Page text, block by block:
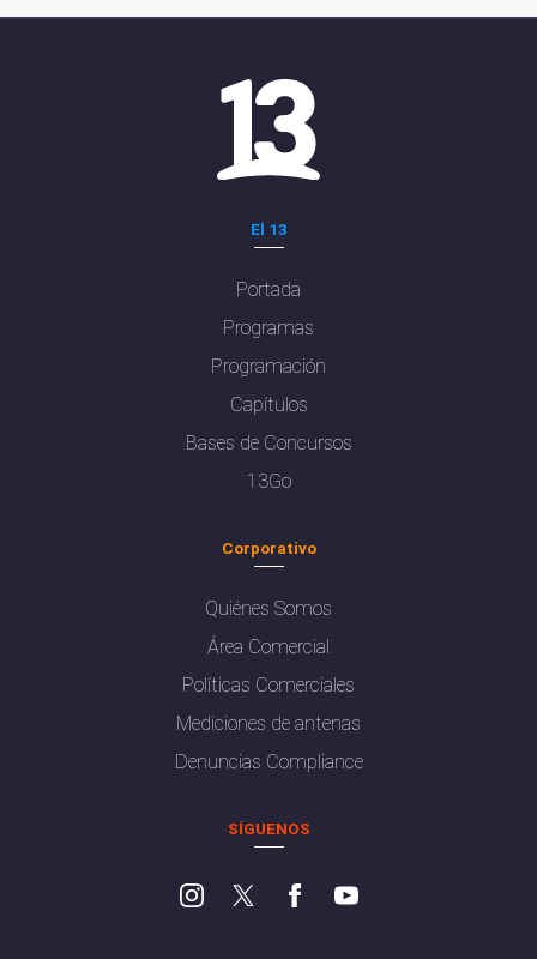
El 13
Portada
Programas
Programación
Capítulos
Bases de Concursos
13Go
Corporativo
Quiénes Somos
Área Comercial
Políticas Comerciales
Mediciones de antenas
Denuncias Compliance
SÍGUENOS